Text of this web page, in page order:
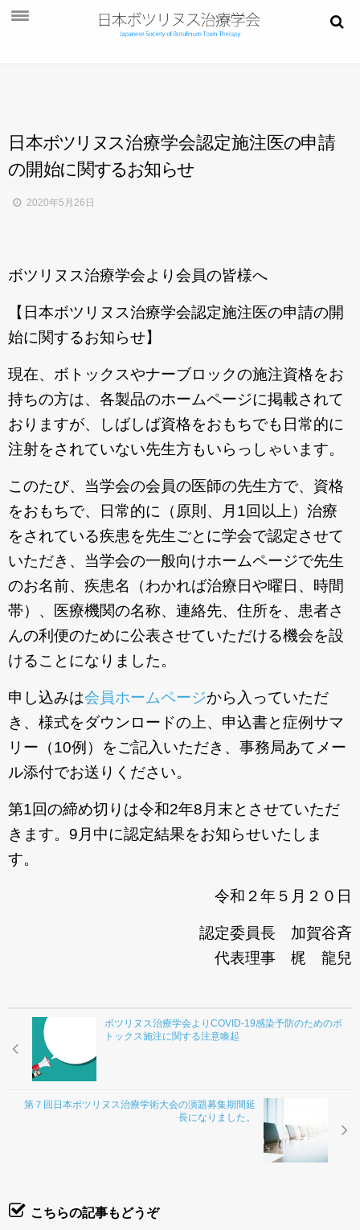
ご挨拶
今後・過去の学術大会
ご入会
会員ページ
お問合わせ
日本ボツ リ ヌス治療学会認定施注医の申請
の開始に関するお知 らせ
2020年5月26日
ボツリヌス治療学会より会員の皆様へ
【日本ボツリヌス治療学会認定施注医の申請の開
始に関するお知らせ】
現在、ボトックスやナーブロックの施注資格をお
持ちの方は、各製品のホームページに掲載されて
おりますが、しばしば資格をおもちでも日常的に
注射をされていない先生方もいらっしゃいます。
このたび、当学会の会員の医師の先生方で、資格
をおもちで、日常的に（原則、月1回以上）治療
をされている疾患を先生ごとに学会で認定させて
いただき、当学会の一般向けホームページで先生
のお名前、疾患名（わかれば治療日や曜日、時間
帯）、医療機関の名称、連絡先、住所を、患者さ
んの利便のために公表させていただける機会を設
けることになりました。
申し込みは会員ホームページから入っていただ
き、様式をダウンロードの上、申込書と症例サマ
リー（10例）をご記入いただき、事務局あてメー
ル添付でお送りください。
第1回の締め切りは令和2年8月末とさせていただ
きます。9月中に認定結果をお知らせいたしま
す。
令和２年５月２０日
認定委員長 加賀谷斉
代表理事 梶 龍兒
ボツリヌス治療学会よりCOVID-19感染予防のためのボ
トックス施注に関する注意喚起
第７回日本ボツリヌス治療学術大会の演題募集期間延
長になりました。
こちらの記事もどうぞ